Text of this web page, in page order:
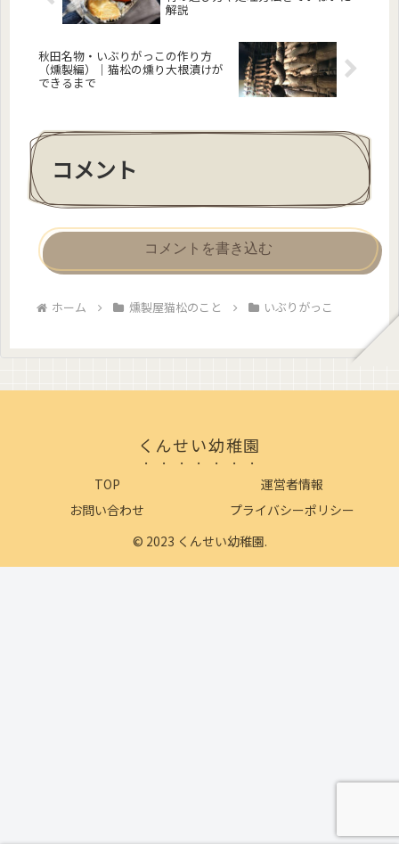
解説
秋田名物・いぶりがっこの作り方
（燻製編）｜猫松の燻り大根漬けが
できるまで
コメント
コメントを書き込む
ホーム 燻製屋猫松のこと いぶりがっこ
くんせい幼稚園
TOP
運営者情報
お問い合わせ
プライバシーポリシー
© 2023 くんせい幼稚園.